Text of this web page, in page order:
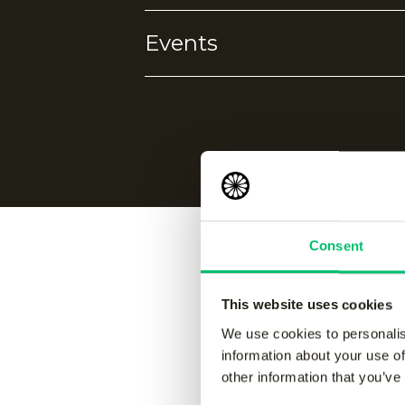
Consent
This website uses cookies
We use cookies to
information about your use
other information that
Events
Jaipur women performance
Jaipur